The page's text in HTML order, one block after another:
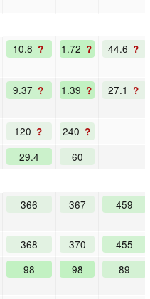
10.8 ? 1.72 ? 44.6 ?
9.37 ? 1.39 ? 27.1 ?
120 ? 240 ?
29.4 60
366 367 459
368 370
455
98 98 89